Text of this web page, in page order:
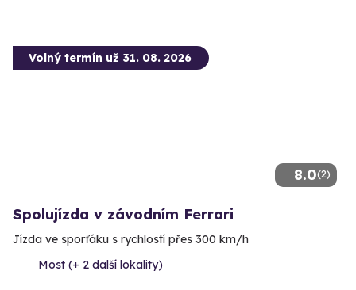
8.0(2)
Volný termín už 31. 08. 2026
Spolujízda v závodním Ferrari
Jízda ve sporťáku s rychlostí přes 300 km/h
Most (+ 2 další lokality)